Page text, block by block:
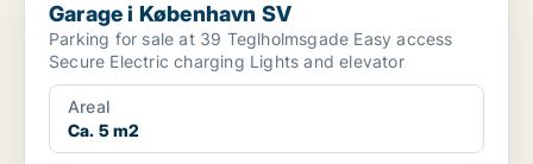
Garage i København SV
Parking for sale at 39 Teglholmsgade Easy access
Secure Electric charging Lights and elevator
Areal
Ca. 5 m2